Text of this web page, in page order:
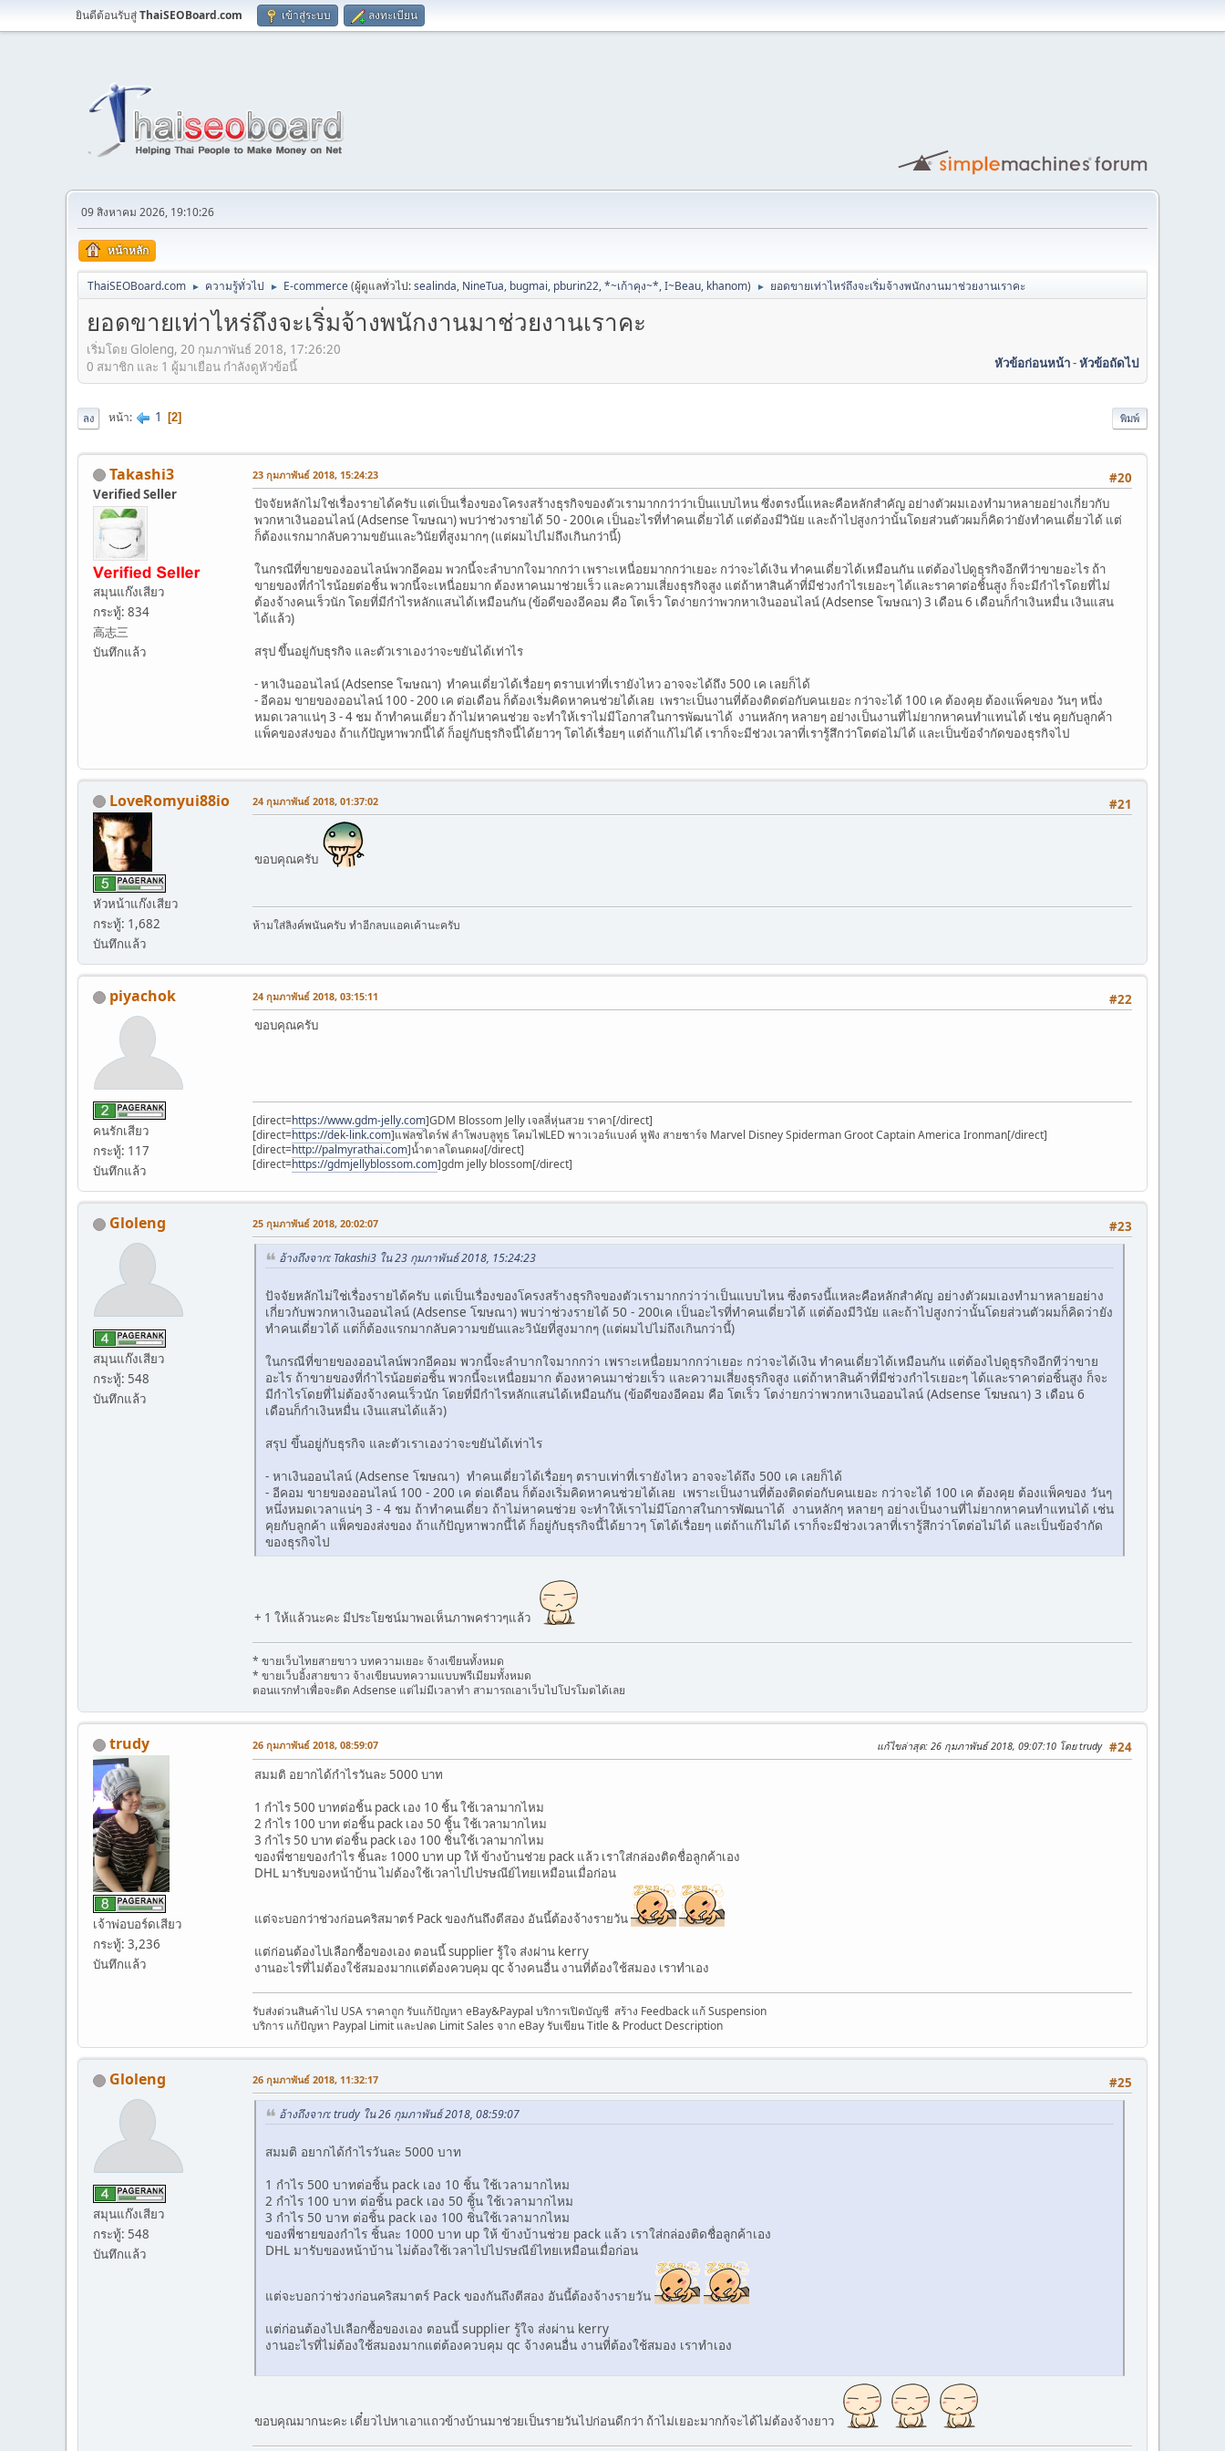
ยินดีต้อนรับสู่ThaiSEOBoard.com เข้าสู่ระบบ ลงทะเบียน
09 สิงหาคม 2026, 19:10:26
หน้าหลัก
ThaiSEOBoard.com ► ความรู้ทั่วไป ► E-commerce(ผู้ดูแลทั่วไป:sealinda, NineTua, bugmai, pburin22,*~เก้าคุง~*,I~Beau, khanom) ► ยอดขายเท่าไหร่ถึงจะเริ่มจ้างพนักงานมาช่วยงานเราคะ
ยอดขายเท่าไหร่ถึงจะเริ่มจ้างพนักงานมาช่วยงานเราคะ
เริ่มโดย Gloleng, 20 กุมภาพันธ์ 2018, 17:26:20
หัวข้อก่อนหน้า-หัวข้อถัดไป
0 สมาชิก และ 1 ผู้มาเยือน กำลังดูหัวข้อนี้
พิมพ์
ลง หน้า 1 2
Takashi3
Verified Seller
สมุนแก๊งเสียว
กระทู้: 834
高志三
บันทึกแล้ว
#20
23 กุมภาพันธ์ 2018, 15:24:23
ปัจจัยหลักไม่ใช่เรื่องรายได้ครับ แต่เป็นเรื่องของโครงสร้างธุรกิจของตัวเรามากกว่าว่าเป็นแบบไหน ซึ่งตรงนี้แหละคือหลักสำคัญ อย่างตัวผมเองทำมาหลายอย่างเกี่ยวกับ
พวกหาเงินออนไลน์ (Adsense โฆษณา) พบว่าช่วงรายได้ 50 - 200เค เป็นอะไรที่ทำคนเดี่ยวได้ แต่ต้องมีวินัย และถ้าไปสูงกว่านั้นโดยส่วนตัวผมก็คิดว่ายังทำคนเดี่ยวได้ แต่
ก็ต้องแรกมากลับความขยันและวินัยที่สูงมากๆ (แต่ผมไปไม่ถึงเกินกว่านี้)
ในกรณีที่ขายของออนไลน์พวกอีคอม พวกนี้จะลำบากใจมากกว่า เพราะเหนื่อยมากกว่าเยอะ กว่าจะได้เงิน ทำคนเดี่ยวได้เหมือนกัน แต่ต้องไปดูธุรกิจอีกทีว่าขายอะไร ถ้า
ขายของที่กำไรน้อยต่อชิ้น พวกนี้จะเหนื่อยมาก ต้องหาคนมาช่วยเร็ว และความเสี่ยงธุรกิจสูง แต่ถ้าหาสินค้าที่มีช่วงกำไรเยอะๆ ได้และราคาต่อชิ้นสูง ก็จะมีกำไรโดยที่ไม่
ต้องจ้างคนเร็วนัก โดยที่มีกำไรหลักแสนได้เหมือนกัน (ข้อดีของอีคอม คือ โตเร็ว โตง่ายกว่าพวกหาเงินออนไลน์ (Adsense โฆษณา) 3 เดือน 6 เดือนก็กำเงินหมื่น เงินแสน
ได้แล้ว)
สรุป ขึ้นอยู่กับธุรกิจ และตัวเราเองว่าจะขยันได้เท่าไร
- หาเงินออนไลน์ (Adsense โฆษณา) ทำคนเดี่ยวได้เรื่อยๆ ตราบเท่าที่เรายังไหว อาจจะได้ถึง 500 เค เลยก็ได้
- อีคอม ขายของออนไลน์ 100 - 200 เค ต่อเดือน ก็ต้องเริ่มคิดหาคนช่วยได้เลย เพราะเป็นงานที่ต้องติดต่อกับคนเยอะ กว่าจะได้ 100 เค ต้องคุย ต้องแพ็คของ วันๆ หนึ่ง
หมดเวลาแน่ๆ 3 - 4 ชม ถ้าทำคนเดี่ยว ถ้าไม่หาคนช่วย จะทำให้เราไม่มีโอกาสในการพัฒนาได้ งานหลักๆ หลายๆ อย่างเป็นงานที่ไม่ยากหาคนทำแทนได้ เช่น คุยกับลูกค้า
แพ็คของส่งของ ถ้าแก้ปัญหาพวกนี้ได้ ก็อยู่กับธุรกิจนี้ได้ยาวๆ โตได้เรื่อยๆ แต่ถ้าแก้ไม่ได้ เราก็จะมีช่วงเวลาที่เรารู้สึกว่าโตต่อไม่ได้ และเป็นข้อจำกัดของธุรกิจไป
LoveRomyui88io
หัวหน้าแก๊งเสียว
กระทู้: 1,682
บันทึกแล้ว
#21
24 กุมภาพันธ์ 2018, 01:37:02
ขอบคุณครับ
ห้ามใส่ลิงค์พนันครับ ทำอีกลบแอคเค้านะครับ
piyachok
คนรักเสียว
กระทู้: 117
บันทึกแล้ว
#22
24 กุมภาพันธ์ 2018, 03:15:11
ขอบคุณครับ
[direct=https://www.gdm-jelly.com]GDM Blossom Jelly เจลลี่หุ่นสวย ราคา[/direct]
[direct=https://dek-link.com]แฟลชไดร์ฟ ลำโพงบลูทูธ โคมไฟLED พาวเวอร์แบงค์ หูฟัง สายชาร์จ Marvel Disney Spiderman Groot Captain America Ironman[/direct]
[direct=http://palmyrathai.com]น้ำตาลโตนดผง[/direct]
[direct=https://gdmjellyblossom.com]gdm jelly blossom[/direct]
Gloleng
สมุนแก๊งเสียว
กระทู้: 548
บันทึกแล้ว
#23
25 กุมภาพันธ์ 2018, 20:02:07
อ้างถึงจาก: Takashi3 ใน 23 กุมภาพันธ์ 2018, 15:24:23
ปัจจัยหลักไม่ใช่เรื่องรายได้ครับ แต่เป็นเรื่องของโครงสร้างธุรกิจของตัวเรามากกว่าว่าเป็นแบบไหน ซึ่งตรงนี้แหละคือหลักสำคัญ อย่างตัวผมเองทำมาหลายอย่าง
เกี่ยวกับพวกหาเงินออนไลน์ (Adsense โฆษณา) พบว่าช่วงรายได้ 50 - 200เค เป็นอะไรที่ทำคนเดี่ยวได้ แต่ต้องมีวินัย และถ้าไปสูงกว่านั้นโดยส่วนตัวผมก็คิดว่ายัง
ทำคนเดี่ยวได้ แต่ก็ต้องแรกมากลับความขยันและวินัยที่สูงมากๆ (แต่ผมไปไม่ถึงเกินกว่านี้)
ในกรณีที่ขายของออนไลน์พวกอีคอม พวกนี้จะลำบากใจมากกว่า เพราะเหนื่อยมากกว่าเยอะ กว่าจะได้เงิน ทำคนเดี่ยวได้เหมือนกัน แต่ต้องไปดูธุรกิจอีกทีว่าขาย
อะไร ถ้าขายของที่กำไรน้อยต่อชิ้น พวกนี้จะเหนื่อยมาก ต้องหาคนมาช่วยเร็ว และความเสี่ยงธุรกิจสูง แต่ถ้าหาสินค้าที่มีช่วงกำไรเยอะๆ ได้และราคาต่อชิ้นสูง ก็จะ
มีกำไรโดยที่ไม่ต้องจ้างคนเร็วนัก โดยที่มีกำไรหลักแสนได้เหมือนกัน (ข้อดีของอีคอม คือ โตเร็ว โตง่ายกว่าพวกหาเงินออนไลน์ (Adsense โฆษณา) 3 เดือน 6
เดือนก็กำเงินหมื่น เงินแสนได้แล้ว)
สรุป ขึ้นอยู่กับธุรกิจ และตัวเราเองว่าจะขยันได้เท่าไร
- หาเงินออนไลน์ (Adsense โฆษณา) ทำคนเดี่ยวได้เรื่อยๆ ตราบเท่าที่เรายังไหว อาจจะได้ถึง 500 เค เลยก็ได้
- อีคอม ขายของออนไลน์ 100 - 200 เค ต่อเดือน ก็ต้องเริ่มคิดหาคนช่วยได้เลย เพราะเป็นงานที่ต้องติดต่อกับคนเยอะ กว่าจะได้ 100 เค ต้องคุย ต้องแพ็คของ วันๆ
หนึ่งหมดเวลาแน่ๆ 3 - 4 ชม ถ้าทำคนเดี่ยว ถ้าไม่หาคนช่วย จะทำให้เราไม่มีโอกาสในการพัฒนาได้ งานหลักๆ หลายๆ อย่างเป็นงานที่ไม่ยากหาคนทำแทนได้ เช่น
คุยกับลูกค้า แพ็คของส่งของ ถ้าแก้ปัญหาพวกนี้ได้ ก็อยู่กับธุรกิจนี้ได้ยาวๆ โตได้เรื่อยๆ แต่ถ้าแก้ไม่ได้ เราก็จะมีช่วงเวลาที่เรารู้สึกว่าโตต่อไม่ได้ และเป็นข้อจำกัด
ของธุรกิจไป
+ 1 ให้แล้วนะคะ มีประโยชน์มาพอเห็นภาพคร่าวๆแล้ว
* ขายเว็บไทยสายขาว บทความเยอะ จ้างเขียนทั้งหมด
* ขายเว็บอิ้งสายขาว จ้างเขียนบทความแบบพรีเมียมทั้งหมด
ตอนแรกทำเพื่อจะติด Adsense แต่ไม่มีเวลาทำ สามารถเอาเว็บไปโปรโมตได้เลย
trudy
เจ้าพ่อบอร์ดเสียว
กระทู้: 3,236
บันทึกแล้ว
#24
26 กุมภาพันธ์ 2018, 08:59:07 แก้ไขล่าสุด: 26 กุมภาพันธ์ 2018, 09:07:10 โดย trudy
สมมติ อยากได้กำไรวันละ 5000 บาท
1 กำไร 500 บาทต่อชิ้น pack เอง 10 ชิ้น ใช้เวลามากไหม
2 กำไร 100 บาท ต่อชิ้น pack เอง 50 ชิ้น ใช้เวลามากไหม
3 กำไร 50 บาท ต่อชิ้น pack เอง 100 ชิ่้นใช้เวลามากไหม
ของพี่ชายของกำไร ชิ้นละ 1000 บาท up ให้ ข้างบ้านช่วย pack แล้ว เราใส่กล่องติดชื่อลูกค้าเอง
DHL มารับของหน้าบ้าน ไม่ต้องใช้เวลาไปไปรษณีย์ไทยเหมือนเมื่อก่อน
แต่จะบอกว่าช่วงก่อนคริสมาตร์ Pack ของกันถึงตีสอง อันนี้ต้องจ้างรายวัน
แต่ก่อนต้องไปเลือกซื้อของเอง ตอนนี้ supplier รู้ใจ ส่งผ่าน kerry
งานอะไรที่ไม่ต้องใช้สมองมากแต่ต้องควบคุม qc จ้างคนอื่น งานที่ต้องใช้สมอง เราทำเอง
รับส่งด่วนสินค้าไป USA ราคาถูก รับแก้ปัญหา eBay&Paypal บริการเปิดบัญชี สร้าง Feedback แก้ Suspension
บริการ แก้ปัญหา Paypal Limit และปลด Limit Sales จาก eBay รับเขียน Title & Product Description
Gloleng
สมุนแก๊งเสียว
กระทู้: 548
บันทึกแล้ว
#25
26 กุมภาพันธ์ 2018, 11:32:17
อ้างถึงจาก: trudy ใน 26 กุมภาพันธ์ 2018, 08:59:07
สมมติ อยากได้กำไรวันละ 5000 บาท
1 กำไร 500 บาทต่อชิ้น pack เอง 10 ชิ้น ใช้เวลามากไหม
2 กำไร 100 บาท ต่อชิ้น pack เอง 50 ชิ้น ใช้เวลามากไหม
3 กำไร 50 บาท ต่อชิ้น pack เอง 100 ชิ่้นใช้เวลามากไหม
ของพี่ชายของกำไร ชิ้นละ 1000 บาท up ให้ ข้างบ้านช่วย pack แล้ว เราใส่กล่องติดชื่อลูกค้าเอง
DHL มารับของหน้าบ้าน ไม่ต้องใช้เวลาไปไปรษณีย์ไทยเหมือนเมื่อก่อน
แต่จะบอกว่าช่วงก่อนคริสมาตร์ Pack ของกันถึงตีสอง อันนี้ต้องจ้างรายวัน
แต่ก่อนต้องไปเลือกซื้อของเอง ตอนนี้ supplier รู้ใจ ส่งผ่าน kerry
งานอะไรที่ไม่ต้องใช้สมองมากแต่ต้องควบคุม qc จ้างคนอื่น งานที่ต้องใช้สมอง เราทำเอง
ขอบคุณมากนะคะ เดี๋ยวไปหาเอาแถวข้างบ้านมาช่วยเป็นรายวันไปก่อนดีกว่า ถ้าไม่เยอะมากก้จะได้ไม่ต้องจ้างยาว